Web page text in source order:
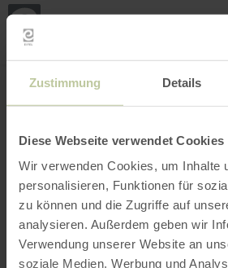
Zustimmung Details
Diese Webseite verwendet Cookies
Wir verwenden Cookies, um Inhalte
personalisieren, Funktionen für
zu können und die Zugriffe auf
analysieren. Außerdem geben wir
Verwendung unserer Website an
soziale Medien, Werbung und